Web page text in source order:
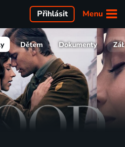
Menu
Přihlásit
Dětem Dokumenty